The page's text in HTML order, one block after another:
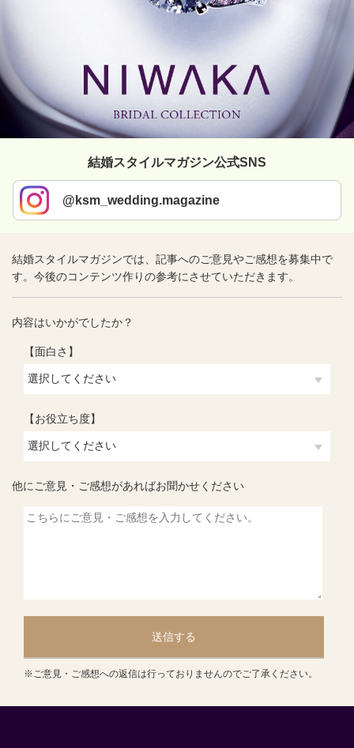
結婚スタイルマガジン公式SNS
@ksm_wedding.magazine
結婚スタイルマガジンでは、記事へのご意見やご感想を募集中で
す。今後のコンテンツ作りの参考にさせていただきます。
内容はいかがでしたか？
【面白さ】
【お役立ち度】
他にご意見・ご感想があればお聞かせください
送信する
※ご意見・ご感想への返信は行っておりませんのでご了承ください。